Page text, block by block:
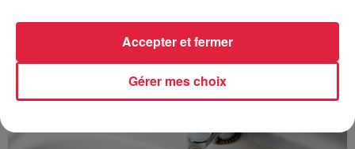
À découvrir également
Gérer mes choix
Accepter et fermer